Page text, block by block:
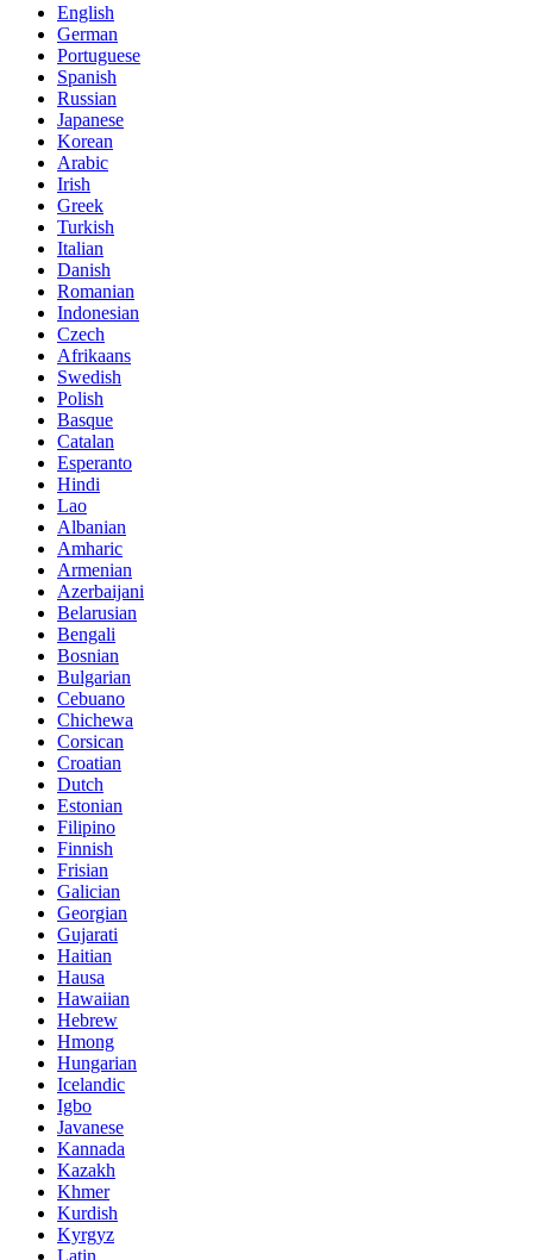
English
German
Portuguese
Spanish
Russian
Japanese
Korean
Arabic
Irish
Greek
Turkish
Italian
Danish
Romanian
Indonesian
Czech
Afrikaans
Swedish
Polish
Basque
Catalan
Esperanto
Hindi
Lao
Albanian
Amharic
Armenian
Azerbaijani
Belarusian
Bengali
Bosnian
Bulgarian
Cebuano
Chichewa
Corsican
Croatian
Dutch
Estonian
Filipino
Finnish
Frisian
Galician
Georgian
Gujarati
Haitian
Hausa
Hawaiian
Hebrew
Hmong
Hungarian
Icelandic
Igbo
Javanese
Kannada
Kazakh
Khmer
Kurdish
Kyrgyz
Latin